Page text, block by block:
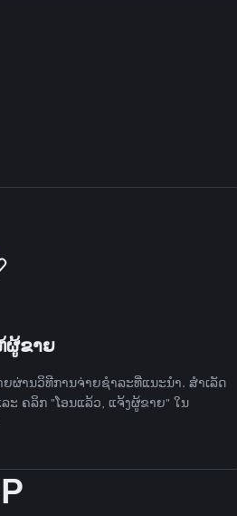
ຜູ້ຂາຍ
ຍຜ່ານວິທີການຈ່າຍຊຳລະທີ່ແນະນໍາ. ສໍາເລັດ
ລະ ຄລິກ "ໂອນແລ້ວ, ແຈ້ງຜູ້ຂາຍ" ໃນ